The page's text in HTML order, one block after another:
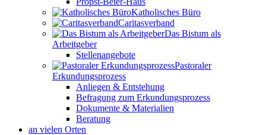
Katholisches Büro
Caritasverband
Das Bistum als
Arbeitgeber
Stellenangebote
Pastoraler
Erkundungsprozess
Anliegen & Entstehung
Befragung zum Erkundungsprozess
Dokumente & Materialien
Beratung
an vielen Orten